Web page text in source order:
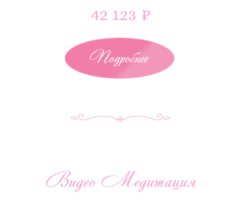
42 123 ₽
Подробнее
Видео Медитация